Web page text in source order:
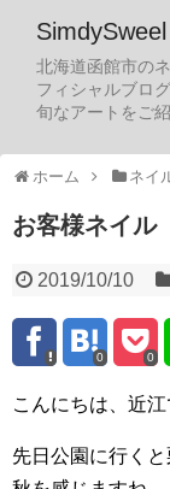
北海道函館市の
フィシャルブロ
旬なアートをご紹
ホーム ネイ
お客様ネイル
2019/10/10
0 0
こんにちは、近江
先日公園に行く